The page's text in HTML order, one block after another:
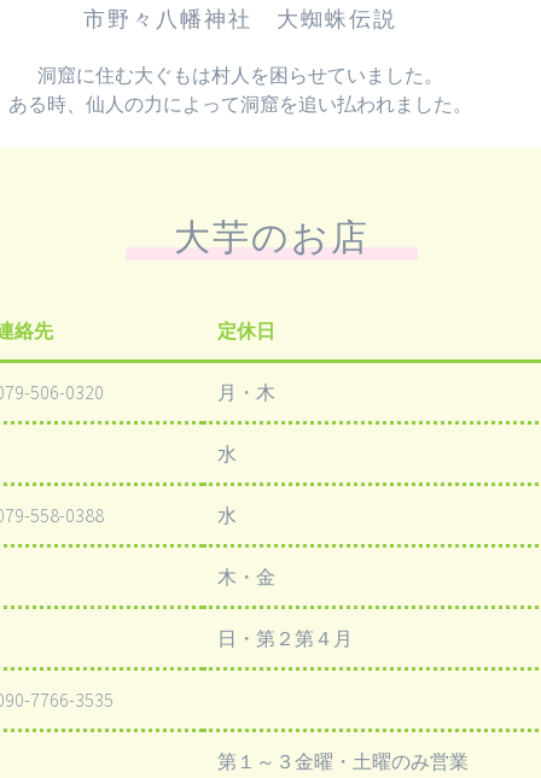
市野々八幡神社 大蜘蛛伝説
洞窟に住む大ぐもは村人を困らせていました。
ある時、仙人の力によって洞窟を追い払われました。
大芋のお店
絡先 定休日
506-0320 月・木
水
558-0388 水
木・金
日・第２第４月
7766-3535
第１～３金曜・土曜のみ営業